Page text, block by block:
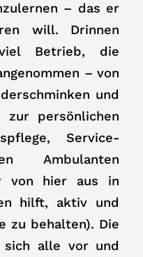
– das er
will. Drinnen
Betrieb, die
– von
und
zur persönlichen
Service-
Ambulanten
von hier aus in
hilft, aktiv und
zu behalten). Die
sich alle vor und